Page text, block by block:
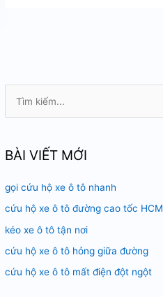
k
ế
m
:
BÀI VIẾT MỚI
gọi cứu hộ xe ô tô nhanh
cứu hộ xe ô tô đường cao tốc HCM
kéo xe ô tô tận nơi
cứu hộ xe ô tô hỏng giữa đường
cứu hộ xe ô tô mất điện đột ngột